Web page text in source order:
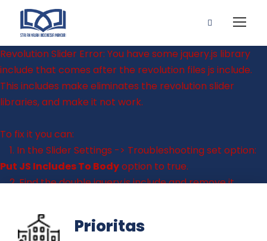
Revolution Slider Error: You have some jquery.js library
include that comes after the revolution files js include.
This includes make eliminates the revolution slider
libraries, and make it not work.
To fix it you can:
1. In the Slider Settings -> Troubleshooting set option:
Put JS Includes To Bodyoption to true.
2. Find the double jquery.js include and remove it.
Prioritas